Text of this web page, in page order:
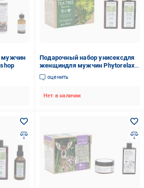
мужчин
Подарочный набор унисексдля
женщиндля мужчин Phytorelax
Tea Tree гель для душа + лосьон
для тела
оценить
Нет в наличии